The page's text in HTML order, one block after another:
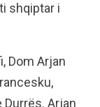
shqiptar i
Dom Arjan
Arjan